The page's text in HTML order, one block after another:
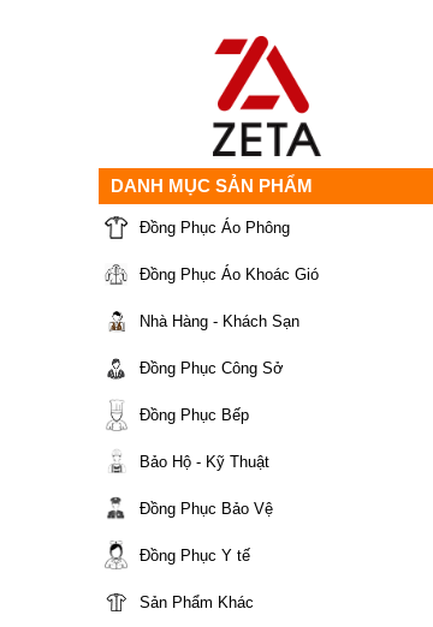
DANH MỤC SẢN PHẨM
Đồng Phục Áo Phông
Đồng Phục Áo Khoác Gió
Nhà Hàng - Khách Sạn
Đồng Phục Công Sở
Đồng Phục Bếp
Bảo Hộ - Kỹ Thuật
Đồng Phục Bảo Vệ
Đồng Phục Y tế
Sản Phẩm Khác